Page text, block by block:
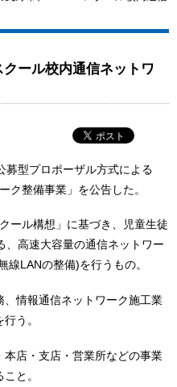
ール校内通信ネットワ
募型プロポーザル方式による
ク整備事業」を公告した。
ール構想」に基づき、児童生徒
、高速大容量の通信ネットワー
線LANの整備)を行うもの。
情報通信ネットワーク施工業
う。
店・支店・営業所などの事業
と。